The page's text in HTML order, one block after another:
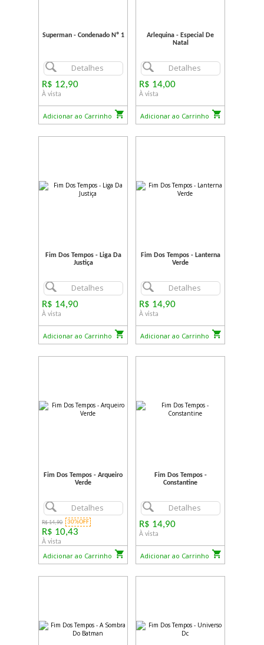
Superman - Condenado Nº 1
Detalhes
R$ 12,90
À vista
Adicionar ao Carrinho
Arlequina - Especial De
Natal
Detalhes
R$ 14,00
À vista
Adicionar ao Carrinho
Fim Dos Tempos - Liga Da
Justiça
Detalhes
R$ 14,90
À vista
Adicionar ao Carrinho
Fim Dos Tempos - Lanterna
Verde
Detalhes
R$ 14,90
À vista
Adicionar ao Carrinho
Fim Dos Tempos - Arqueiro
Verde
Detalhes
R$ 14,90 30%OFF
R$ 10,43
À vista
Adicionar ao Carrinho
Fim Dos Tempos -
Constantine
Detalhes
R$ 14,90
À vista
Adicionar ao Carrinho